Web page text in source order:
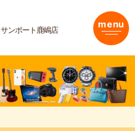
サンポート鹿嶋店 menu